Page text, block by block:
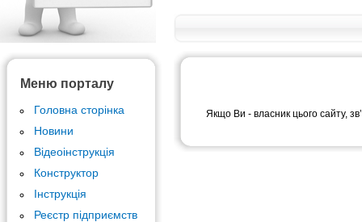
Меню порталу
Головна сторінка
Новини
Відеоінструкція
Конструктор
Інструкція
Реєстр підприємств
Якщо Ви - власник цього сайту,